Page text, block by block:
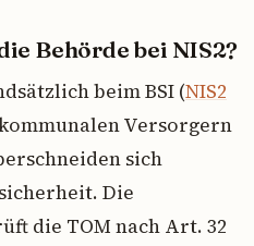
Behörde bei NIS2?
beim BSI (NIS2
Versorgern
sich
Die
die TOM nach Art. 32